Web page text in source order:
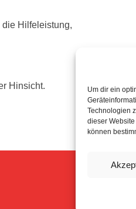
Um dir ein
Technologien
dieser
können
Hilfeleistung,
Hinsicht.